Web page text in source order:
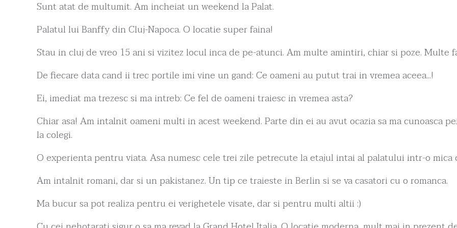
Sunt atat de multumit. Am incheiat un weekend la Palat.
Palatul lui Banffy din Cluj-Napoca. O locatie super faina!
Stau in cluj de vreo 15 ani si vizitez locul inca de pe-atunci. Am multe amintiri, chiar si poze. Multe
De fiecare data cand ii trec portile imi vine un gand: Ce oameni au putut trai in vremea aceea...!
Ei, imediat ma trezesc si ma intreb: Ce fel de oameni traiesc in vremea asta?
Chiar asa! Am intalnit oameni multi in acest weekend. Parte din ei au avut ocazia sa ma cunoasca
la colegi.
O experienta pentru viata. Asa numesc cele trei zile petrecute la etajul intai al palatului intr-o mica
Am intalnit romani, dar si un pakistanez. Un tip ce traieste in Berlin si se va casatori cu o romanca.
Ma bucur sa pot realiza pentru ei verighetele visate, dar si pentru multi altii :)